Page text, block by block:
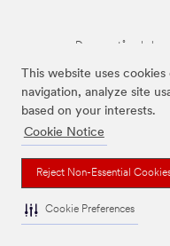
This website uses
navigation, analyze site
based on your interests.
Cookie Notice
Reject Non-Essential
Cookie Preferences
De ovenstående